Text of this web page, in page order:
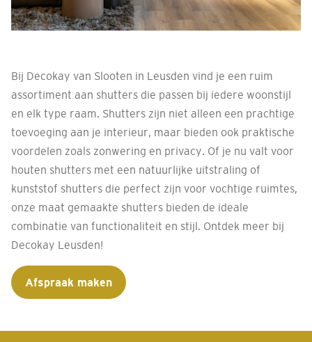
Bij Decokay van Slooten in Leusden vind je een ruim
assortiment aan shutters die passen bij iedere woonstijl
en elk type raam. Shutters zijn niet alleen een prachtige
toevoeging aan je interieur, maar bieden ook praktische
voordelen zoals zonwering en privacy. Of je nu valt voor
houten shutters met een natuurlijke uitstraling of
kunststof shutters die perfect zijn voor vochtige ruimtes,
onze maat gemaakte shutters bieden de ideale
combinatie van functionaliteit en stijl. Ontdek meer bij
Decokay Leusden!
Afspraak maken